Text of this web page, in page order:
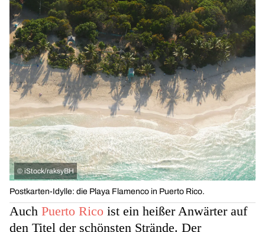
© iStock/raksyBH
Postkarten-Idylle: die Playa Flamenco in Puerto Rico.
Auch Puerto Rico ist ein heißer Anwärter auf
den Titel der schönsten Strände. Der